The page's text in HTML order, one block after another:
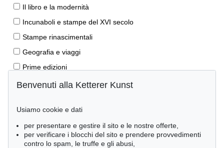
Il libro e la modernità
Incunaboli e stampe del XVI secolo
Stampe rinascimentali
Geografia e viaggi
Prime edizioni
Manoscritti antichi
Libri per bambini
Lifestyle
Pietre miliari delle scienze naturali
Benvenuti alla Ketterer Kunst
Usiamo cookie e dati
per presentare e gestire il sito e le nostre offerte,
per verificare i blocchi del sito e prendere provvedimenti
contro lo spam, le truffe e gli abusi,